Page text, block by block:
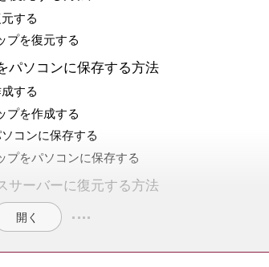
する
プを復元する
パソコンに保存する方法
する
プを作成する
コンに保存する
をパソコンに保存する
サーバーに復元する方法
開く